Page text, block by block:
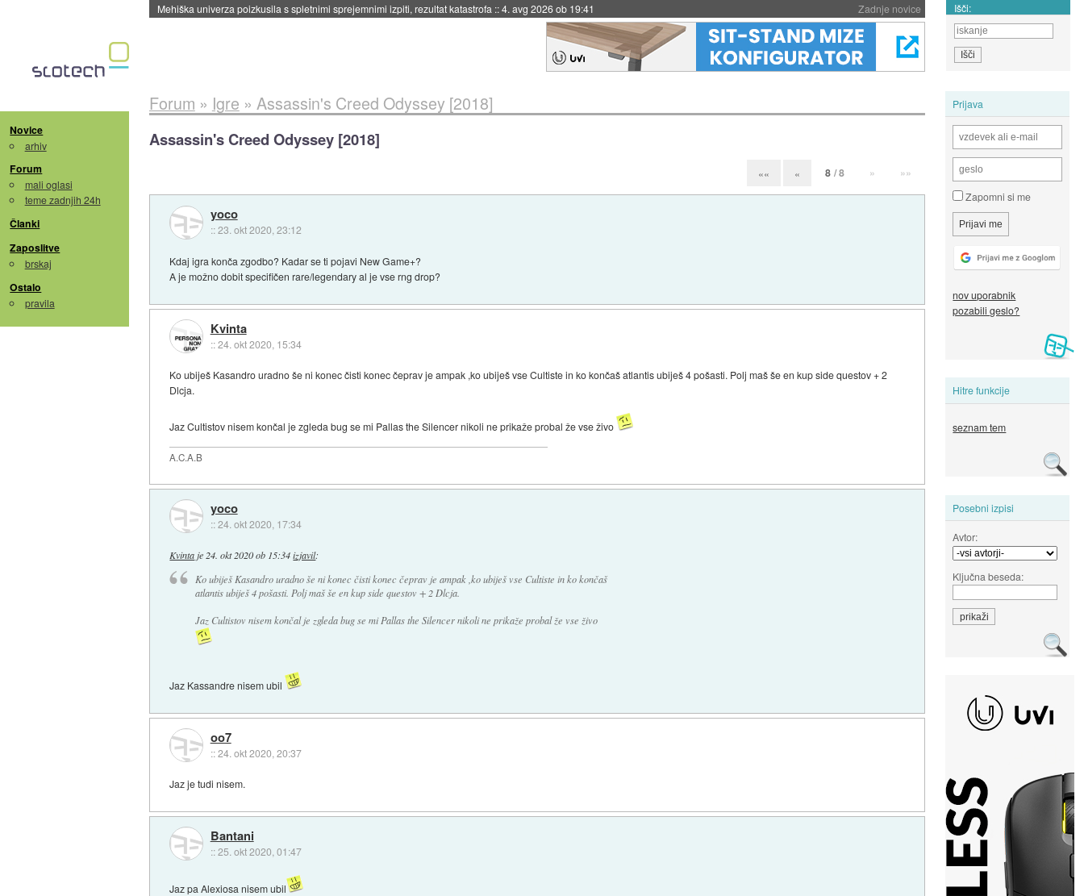
Zadnje novice
Evropska vesoljska agencija razvija svojo raketo za večkratno uporabo::4. avg 2026 ob 19:41 Išči:
Novice
arhiv
Forum
mali oglasi
teme zadnjih 24h
Članki
Zaposlitve
brskaj
Ostalo
pravila
Prijava
Zapomni si me
nov uporabnik
pozabili geslo?
Hitre funkcije
seznam tem
Posebni izpisi
Avtor:
Ključna beseda:
Forum » Igre » Assassin's Creed Odyssey [2018]
Assassin's Creed Odyssey [2018]
«« « 8 / 8 » »»
yoco
::23. okt 2020, 23:12
Kdaj igra konča zgodbo? Kadar se ti pojavi New Game+?
A je možno dobit specifičen rare/legendary al je vse rng drop?
Kvinta
::24. okt 2020, 15:34
Ko ubiješ Kasandro uradno še ni konec čisti konec čeprav je ampak ,ko ubiješ vse Cultiste in ko končaš atlantis ubiješ 4 pošasti. Polj maš še en kup side questov + 2
Dlcja.
Jaz Cultistov nisem končal je zgleda bug se mi Pallas the Silencer nikoli ne prikaže probal že vse živo
A.C.A.B
yoco
::24. okt 2020, 17:34
Kvinta je 24. okt 2020 ob 15:34 izjavil:
Ko ubiješ Kasandro uradno še ni konec čisti konec čeprav je ampak ,ko ubiješ vse Cultiste in ko končaš
atlantis ubiješ 4 pošasti. Polj maš še en kup side questov + 2 Dlcja.
Jaz Cultistov nisem končal je zgleda bug se mi Pallas the Silencer nikoli ne prikaže probal že vse živo
Jaz Kassandre nisem ubil
oo7
::24. okt 2020, 20:37
Jaz je tudi nisem.
Bantani
::25. okt 2020, 01:47
Jaz pa Alexiosa nisem ubil